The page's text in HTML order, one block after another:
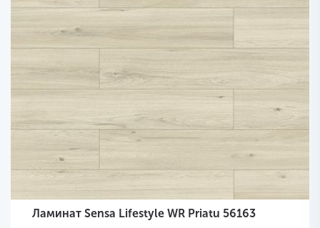
Ламинат Sensa Lifestyle WR Priatu 56163